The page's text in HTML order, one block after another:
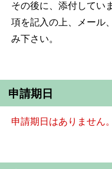
その後に、添付してい
項を記入の上、メール
み下さい。
申請期日
申請期日はありません。